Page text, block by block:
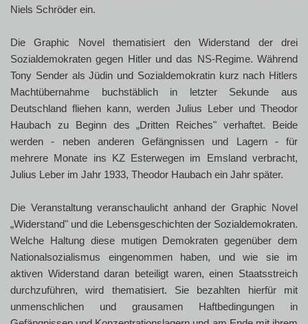
Niels Schröder ein.
Die Graphic Novel thematisiert den Widerstand der drei
Sozialdemokraten gegen Hitler und das NS-Regime. Während
Tony Sender als Jüdin und Sozialdemokratin kurz nach Hitlers
Machtübernahme buchstäblich in letzter Sekunde aus
Deutschland fliehen kann, werden Julius Leber und Theodor
Haubach zu Beginn des „Dritten Reiches" verhaftet. Beide
werden - neben anderen Gefängnissen und Lagern - für
mehrere Monate ins KZ Esterwegen im Emsland verbracht,
Julius Leber im Jahr 1933, Theodor Haubach ein Jahr später.
Die Veranstaltung veranschaulicht anhand der Graphic Novel
„Widerstand" und die Lebensgeschichten der Sozialdemokraten.
Welche Haltung diese mutigen Demokraten gegenüber dem
Nationalsozialismus eingenommen haben, und wie sie im
aktiven Widerstand daran beteiligt waren, einen Staatsstreich
durchzuführen, wird thematisiert. Sie bezahlten hierfür mit
unmenschlichen und grausamen Haftbedingungen in